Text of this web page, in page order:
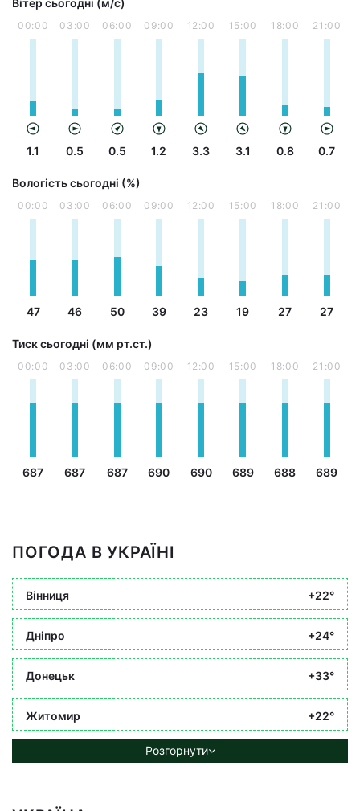
Вітер сьогодні (м/с)
00:00
1.1
03:00
0.5
06:00
0.5
09:00
1.2
12:00
3.3
15:00
3.1
18:00
0.8
21:00
0.7
Вологість сьогодні (%)
00:00
47
03:00
46
06:00
50
09:00
39
12:00
23
15:00
19
18:00
27
21:00
27
Тиск сьогодні (мм рт.ст.)
00:00
687
03:00
687
06:00
687
09:00
690
12:00
690
15:00
689
18:00
688
21:00
689
ПОГОДА В УКРАЇНІ
Вінниця +22°
Дніпро +24°
Донецьк +33°
Житомир +22°
Розгорнути